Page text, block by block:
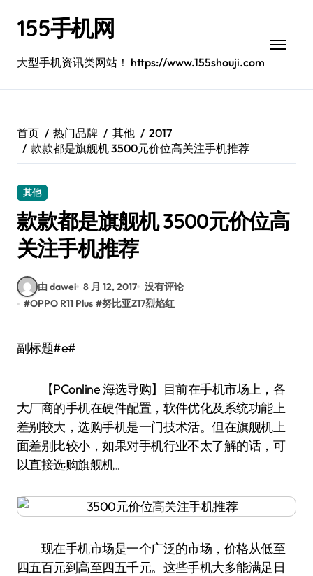
155手机网
大型手机资讯类网站！ https://www.155shouji.com
首页 热门品牌 其他
2017
款款都是旗舰机 3500元价位高关注手机推荐
其他
款款都是旗舰机 3500元价位高
关注手机推荐
由 dawei 8 月 12, 2017 没有评论
#OPPO R11 Plus #努比亚Z17烈焰红
副标题#e#
【PConline 海选导购】目前在手机市场上，各
大厂商的手机在硬件配置，软件优化及系统功能上
差别较大，选购手机是一门技术活。但在旗舰机上
面差别比较小，如果对手机行业不太了解的话，可
以直接选购旗舰机。
现在手机市场是一个广泛的市场，价格从低至
四五百元到高至四五千元。这些手机大多能满足日